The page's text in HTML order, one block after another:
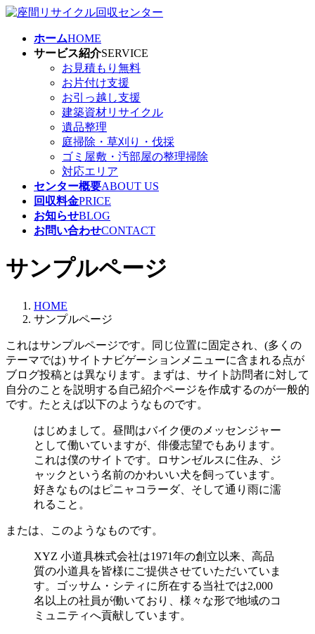
コ
ナ
ホームHOME
サービス紹介SERVICE
お見積もり無料
お片付け支援
お引っ越し支援
建築資材リサイクル
遺品整理
庭掃除・草刈り・伐採
ゴミ屋敷・汚部屋の整理掃除
対応エリア
センター概要ABOUT US
回収料金PRICE
お知らせBLOG
お問い合わせCONTACT
サンプルページ
HOME
サンプルページ
これはサンプルページです。同じ位置に固定され、(多くの
テーマでは) サイトナビゲーションメニューに含まれる点が
ブログ投稿とは異なります。まずは、サイト訪問者に対して
自分のことを説明する自己紹介ページを作成するのが一般的
です。たとえば以下のようなものです。
はじめまして。昼間はバイク便のメッセンジャー
として働いていますが、俳優志望でもあります。
これは僕のサイトです。ロサンゼルスに住み、ジ
ャックという名前のかわいい犬を飼っています。
好きなものはピニャコラーダ、そして通り雨に濡
れること。
または、このようなものです。
XYZ 小道具株式会社は1971年の創立以来、高品
質の小道具を皆様にご提供させていただいていま
す。ゴッサム・シティに所在する当社では2,000
名以上の社員が働いており、様々な形で地域のコ
ミュニティへ貢献しています。